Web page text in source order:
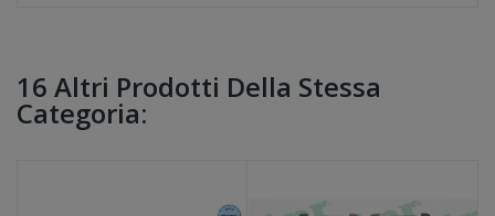
16 Altri Prodotti Della Stessa
Categoria: